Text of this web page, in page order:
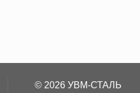
© 2026 УВМ-СТАЛЬ